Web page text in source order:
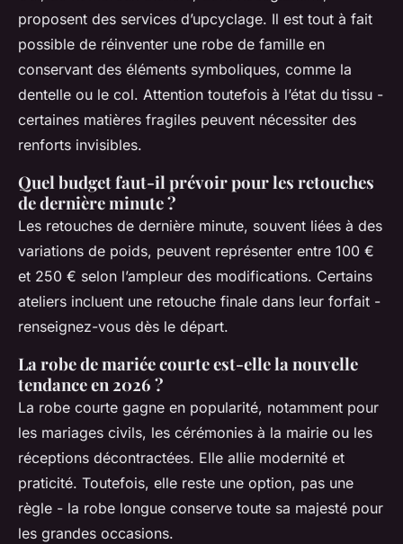
proposent des services d’upcyclage. Il est tout à fait
possible de réinventer une robe de famille en
conservant des éléments symboliques, comme la
dentelle ou le col. Attention toutefois à l’état du tissu -
certaines matières fragiles peuvent nécessiter des
renforts invisibles.
Quel budget faut-il prévoir pour les retouches
de dernière minute ?
Les retouches de dernière minute, souvent liées à des
variations de poids, peuvent représenter entre 100 €
et 250 € selon l’ampleur des modifications. Certains
ateliers incluent une retouche finale dans leur forfait -
renseignez-vous dès le départ.
La robe de mariée courte est-elle la nouvelle
tendance en 2026 ?
La robe courte gagne en popularité, notamment pour
les mariages civils, les cérémonies à la mairie ou les
réceptions décontractées. Elle allie modernité et
praticité. Toutefois, elle reste une option, pas une
règle - la robe longue conserve toute sa majesté pour
les grandes occasions.